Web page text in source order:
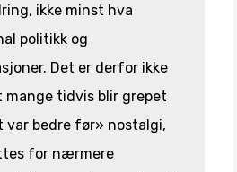
ikke minst hva
politikk og
Det er derfor ikke
mange tidvis blir grepet
var bedre før» nostalgi,
for nærmere